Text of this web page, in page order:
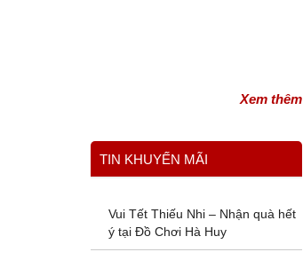
Xem thêm
TIN KHUYẾN MÃI
Vui Tết Thiếu Nhi – Nhận quà hết
ý tại Đồ Chơi Hà Huy